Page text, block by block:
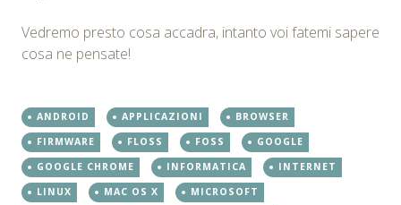
Vedremo presto cosa accadra, intanto voi fatemi sapere
cosa ne pensate!
ANDROID APPLICAZIONI
BROWSER
FIRMWARE
FLOSS FOSS
GOOGLE
GOOGLE CHROME
INFORMATICA
INTERNET
LINUX
MAC OS X
MICROSOFT